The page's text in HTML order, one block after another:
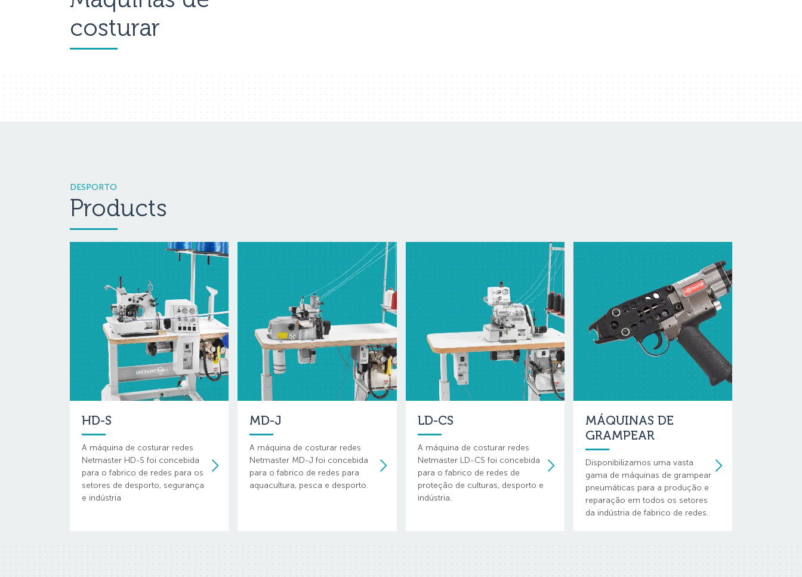
costurar
DESPORTO
Products
HD-S
A máquina de costurar redes
Netmaster HD-S foi concebida
para o fabrico de redes para os
setores de desporto, segurança
e indústria
MD-J
A máquina de costurar redes
Netmaster MD-J foi concebida
para o fabrico de redes para
aquacultura, pesca e desporto.
LD-CS
A máquina de costurar redes
Netmaster LD-CS foi concebida
para o fabrico de redes de
proteção de culturas, desporto e
indústria.
MÁQUINAS DE
GRAMPEAR
Disponibilizamos uma vasta
gama de máquinas de grampear
pneumáticas para a produção e
reparação em todos os setores
da indústria de fabrico de redes.